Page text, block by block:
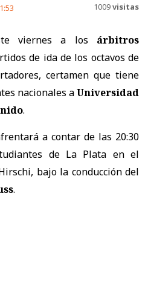
1009visitas
viernes a los árbitros
de ida de los octavos de
certamen que tiene
nacionales aUniversidad
.
a contar de las 20:30
de La Plata en el
bajo la conducción del
.